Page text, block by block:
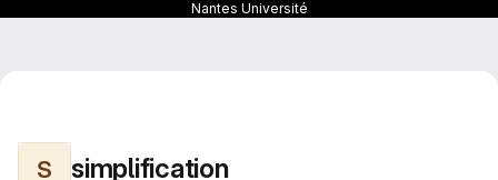
Nantes Université
S simplification